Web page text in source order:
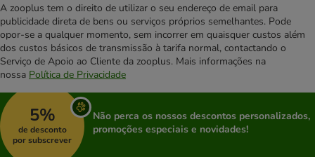
A zooplus tem o direito de utilizar o seu endereço de email para
publicidade direta de bens ou serviços próprios semelhantes. Pode
opor-se a qualquer momento, sem incorrer em quaisquer custos além
dos custos básicos de transmissão à tarifa normal, contactando o
Serviço de Apoio ao Cliente da zooplus. Mais informações na
nossa Política de Privacidade
5%
de desconto
por subscrever
Não perca os nossos descontos personalizados,
promoções especiais e novidades!